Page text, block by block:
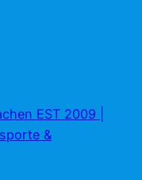
EST 2009 |
&